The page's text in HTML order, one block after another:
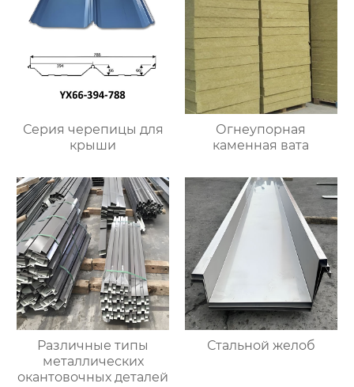
Серия черепицы для
крыши
Огнеупорная
каменная вата
Различные типы
металлических
окантовочных деталей
Стальной желоб